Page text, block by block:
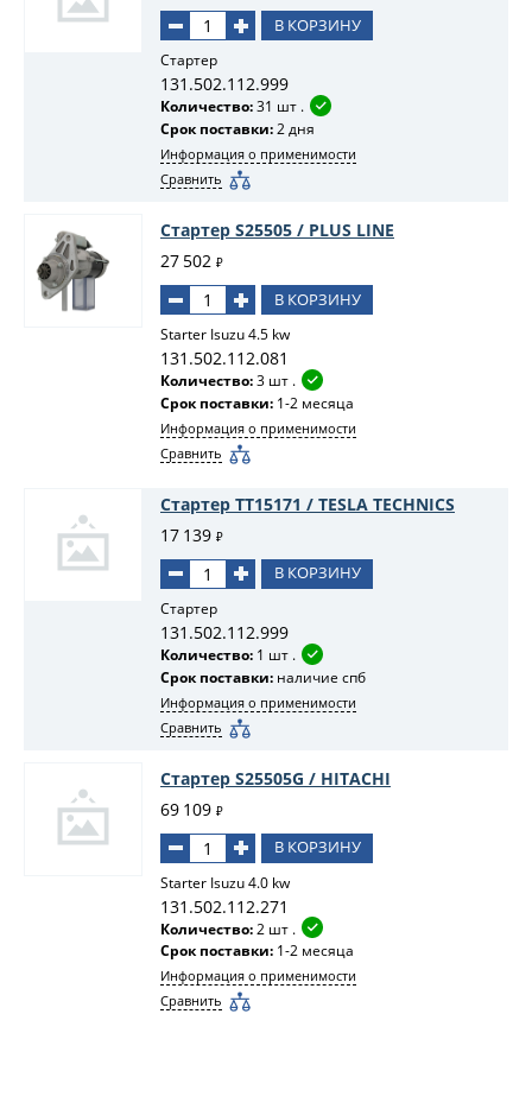
В КОРЗИНУ
Стартер
131.502.112.999
Количество:31 шт .
Срок поставки:2 дня
Информация о применимости
Сравнить
Стартер S25505 / PLUS LINE
27 502 ₽
В КОРЗИНУ
Starter Isuzu 4.5 kw
131.502.112.081
Количество:3 шт .
Срок поставки: 1-2 месяца
Информация о применимости
Сравнить
Стартер TT15171 / TESLA TECHNICS
17 139 ₽
В КОРЗИНУ
Стартер
131.502.112.999
Количество: 1 шт .
Срок поставки: наличие спб
Информация о применимости
Сравнить
Стартер S25505G / HITACHI
69 109 ₽
В КОРЗИНУ
Starter Isuzu 4.0 kw
131.502.112.271
Количество:2 шт .
Срок поставки: 1-2 месяца
Информация о применимости
Сравнить